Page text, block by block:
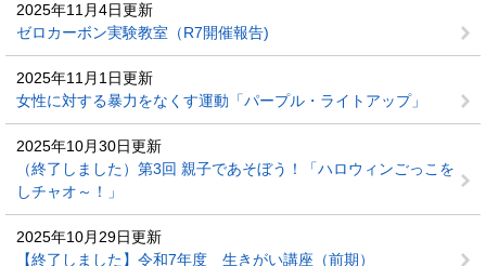
2025年11月4日更新
ゼロカーボン実験教室（R7開催報告)
2025年11月1日更新
女性に対する暴力をなくす運動「パープル・ライトアップ」
2025年10月30日更新
（終了しました）第3回 親子であそぼう！「ハロウィンごっこを
しチャオ～！」
2025年10月29日更新
【終了しました】令和7年度 生きがい講座（前期）